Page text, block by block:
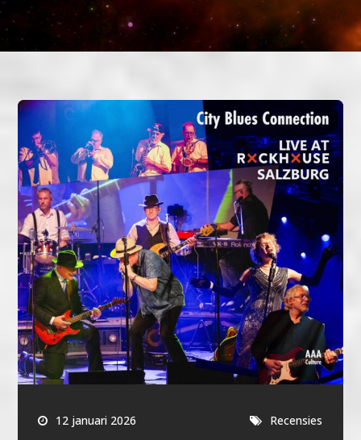
12 januari 2026 Recensies